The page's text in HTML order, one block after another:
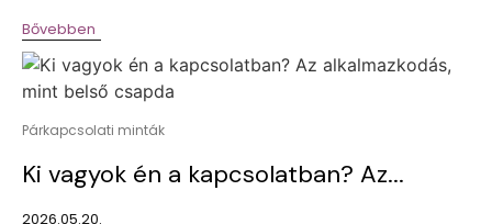
Bővebben
Párkapcsolati minták
Ki vagyok én a kapcsolatban? Az...
2026.05.20.